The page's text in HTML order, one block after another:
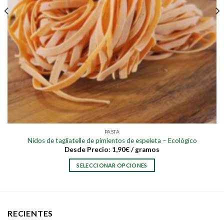
PASTA
Nidos de tagliatelle de pimientos de espeleta – Ecológico
Desde Precio: 1,90€/ gramos
SELECCIONAR OPCIONES
RECIENTES